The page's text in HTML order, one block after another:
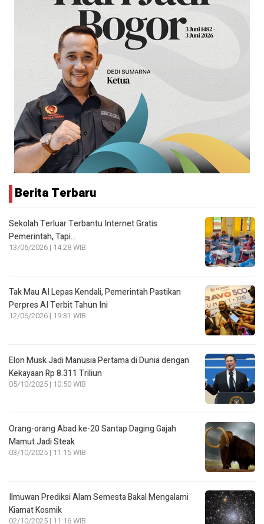
Berita Terbaru
Sekolah Terluar Terbantu Internet Gratis
Pemerintah, Tapi…
13/06/2026 | 14:28 WIB
Tak Mau AI Lepas Kendali, Pemerintah Pastikan
Perpres AI Terbit Tahun Ini
12/06/2026 | 19:31 WIB
Elon Musk Jadi Manusia Pertama di Dunia dengan
Kekayaan Rp 8.311 Triliun
05/10/2025 | 10:50 WIB
Orang-orang Abad ke-20 Santap Daging Gajah
Mamut Jadi Steak
03/10/2025 | 11:15 WIB
Ilmuwan Prediksi Alam Semesta Bakal Mengalami
Kiamat Kosmik
02/10/2025 | 11:16 WIB